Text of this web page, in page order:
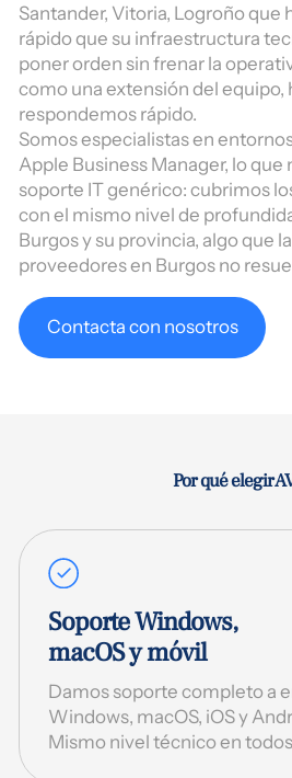
Santander, Vitoria, Logroño que
rápido que su infraestructura
poner orden sin frenar la
como una extensión del equipo,
respondemos rápido.
Somos especialistas en
Apple Business Manager, lo que
soporte IT genérico: cubrimos
con el mismo nivel de
Burgos y su provincia, algo que
proveedores en Burgos no
Contacta con nosotros
Por qué elegir
Soporte Windows,
macOS y móvil
Damos soporte completo a
Windows, macOS, iOS y
Mismo nivel técnico en